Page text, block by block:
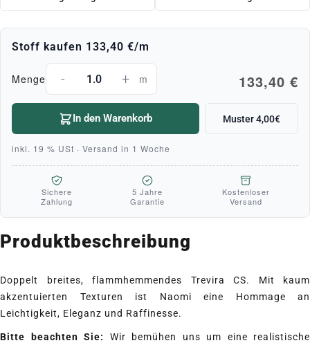
Stoff kaufen 133,40 €/m
Menge - + m 133,40 €
In den Warenkorb Muster 4,00€
inkl. 19 % USt · Versand in 1 Woche
Sichere
Zahlung
5 Jahre
Garantie
Kostenloser
Versand
Produktbeschreibung
Doppelt breites, flammhemmendes Trevira CS. Mit kaum
akzentuierten Texturen ist Naomi eine Hommage an
Leichtigkeit, Eleganz und Raffinesse.
Bitte beachten Sie:
Wir bemühen uns um eine realistische